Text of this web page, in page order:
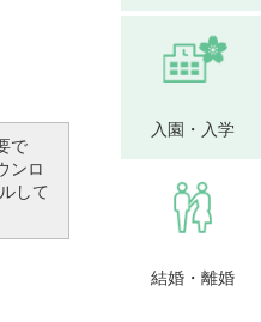
で
ンロ
して
入園・入学
結婚・離婚